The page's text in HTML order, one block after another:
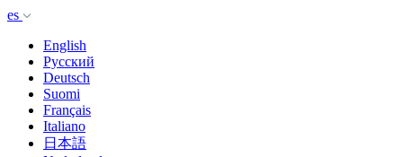
es
English
Русский
Deutsch
Suomi
Français
Italiano
日本語